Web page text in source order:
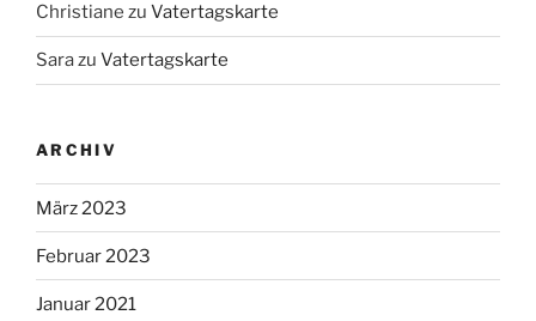
Christiane zu Vatertagskarte
Sarazu Vatertagskarte
ARCHIV
März 2023
Februar 2023
Januar 2021